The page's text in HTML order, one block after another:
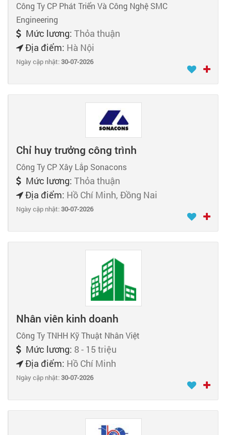
Công Ty CP Phát Triển Và Công Nghệ SMC
Engineering
Mức lương: Thỏa thuận
Địa điểm: Hà Nội
Ngày cập nhật:30-07-2026
Chỉ huy trưởng công trình
Công Ty CP Xây Lắp Sonacons
Mức lương: Thỏa thuận
Địa điểm: Hồ Chí Minh, Đồng Nai
Ngày cập nhật:30-07-2026
Nhân viên kinh doanh
Công Ty TNHH Kỹ Thuật Nhân Việt
Mức lương: 8 - 15 triệu
Địa điểm: Hồ Chí Minh
Ngày cập nhật:30-07-2026